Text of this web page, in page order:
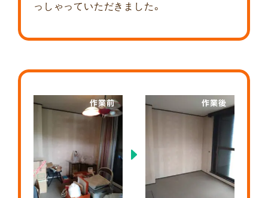
っしゃっていただきました。
作業前 作業後